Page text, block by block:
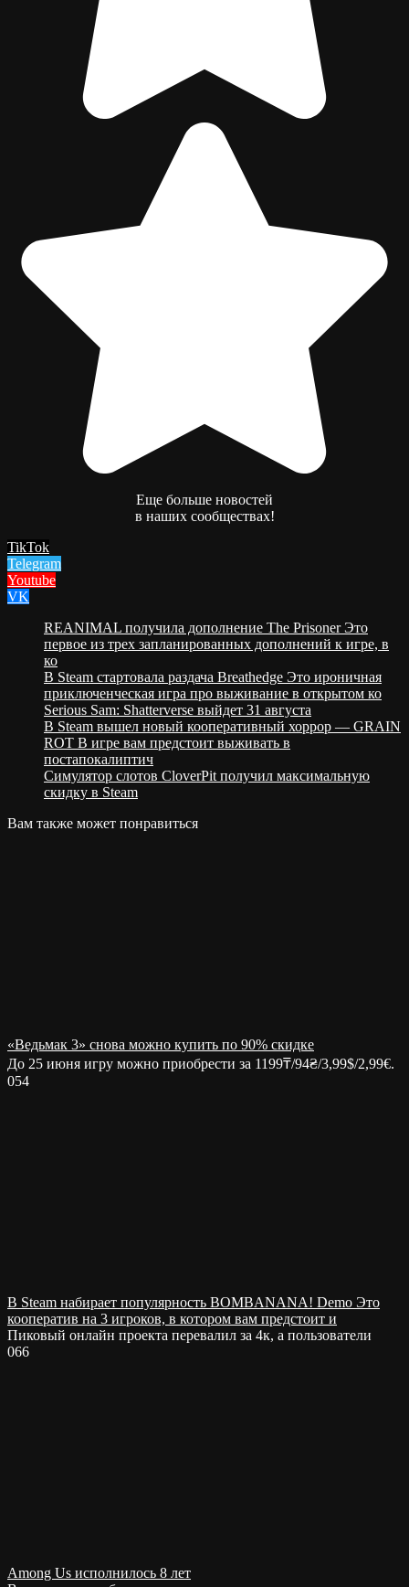
Еще больше новостей
в наших сообществах!
TikTok
Telegram
Youtube
VK
REANIMAL получила дополнение The Prisoner Это
первое из трех запланированных дополнений к игре, в
ко
В Steam стартовала раздача Breathedge Это ироничная
приключенческая игра про выживание в открытом ко
Serious Sam: Shatterverse выйдет 31 августа
В Steam вышел новый кооперативный хоррор — GRAIN
ROT В игре вам предстоит выживать в
постапокалиптич
Cимулятор слотов CloverPit получил максимальную
скидку в Steam
Вам также может понравиться
«Ведьмак 3» снова можно купить по 90% скидке
До 25 июня игру можно приобрести за 1199₸/94₴/3,99$/2,99€.
054
В Steam набирает популярность BOMBANANA! Demo Это
кооператив на 3 игроков, в котором вам предстоит и
Пиковый онлайн проекта перевалил за 4к, а пользователи
066
Among Us исполнилось 8 лет